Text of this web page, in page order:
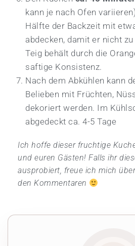
kann je nach Ofen
Hälfte der Backzeit mit
abdecken, damit er nicht
Teig behält durch die
saftige Konsistenz.
Nach dem Abkühlen kann
Belieben mit Früchten,
dekoriert werden. Im
abgedeckt ca. 4-5 Tage
Ich hoffe dieser fruchtige
und euren Gästen! Falls ihr
ausprobiert, freue ich mich
den Kommentaren